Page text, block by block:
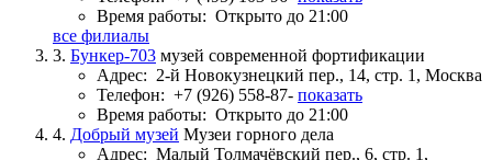
Время работы: Открыто до 21:00
все филиалы
3. Бункер-703 музей современной фортификации
Адрес: 2-й Новокузнецкий пер., 14, стр. 1, Москва
Телефон: +7 (926) 558-87- показать
Время работы: Открыто до 21:00
4. Добрый музей Музеи горного дела
Адрес: Малый Толмачёвский пер., 6, стр. 1,